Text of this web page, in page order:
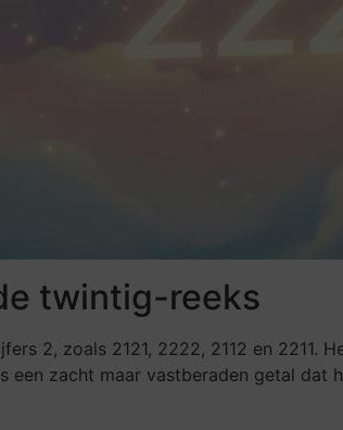
twintig-reeks
2, zoals 2121, 2222, 2112 en 2211.
een zacht maar vastberaden getal